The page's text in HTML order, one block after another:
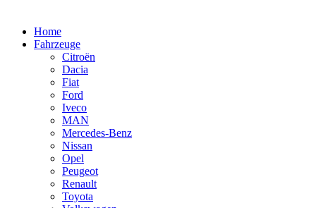
Home
Fahrzeuge
Citroën
Dacia
Fiat
Ford
Iveco
MAN
Mercedes-Benz
Nissan
Opel
Peugeot
Renault
Toyota